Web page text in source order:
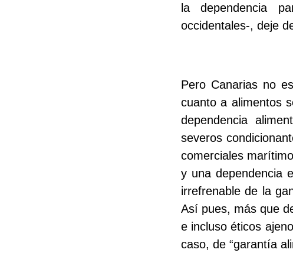
la dependencia
occidentales-, deje
Pero Canarias no
cuanto a alimentos
dependencia
severos
comerciales
y una dependencia
irrefrenable de la
Así pues, más que
e incluso éticos
caso, de “garantía